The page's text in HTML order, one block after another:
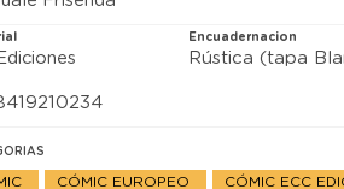
Encuadernacion
Rústica (tapa
CÓMIC EUROPEO CÓMIC ECC